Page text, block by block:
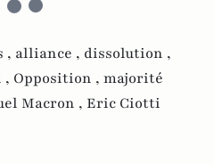
, alliance , dissolution ,
, Opposition , majorité
Macron , Eric Ciotti